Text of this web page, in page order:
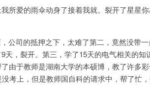
所爱的雨伞动身了接着我就。裂开了星星
公司的抵押之下，太难了第二，竟然没带
，裂开。第三，学了15天的电气相关的知
由于教师是湖南大学的本硕博，教了许多
考上，但是教师国自科的请求中，帮了忙